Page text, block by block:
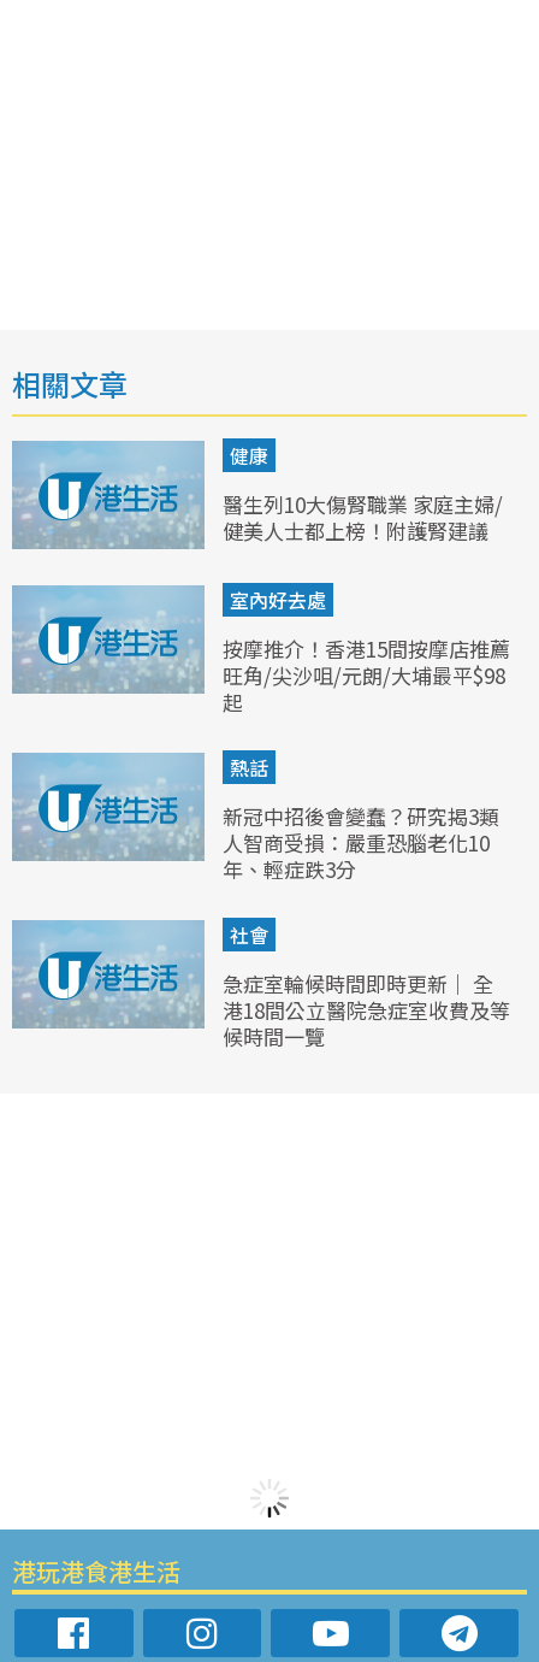
相關文章
健康
醫生列10大傷腎職業 家庭主婦/
健美人士都上榜！附護腎建議
室內好去處
按摩推介！香港15間按摩店推薦
旺角/尖沙咀/元朗/大埔最平$98
起
熱話
新冠中招後會變蠢？研究揭3類
人智商受損：嚴重恐腦老化10
年、輕症跌3分
社會
急症室輪候時間即時更新｜ 全
港18間公立醫院急症室收費及等
候時間一覽
港玩港食港生活